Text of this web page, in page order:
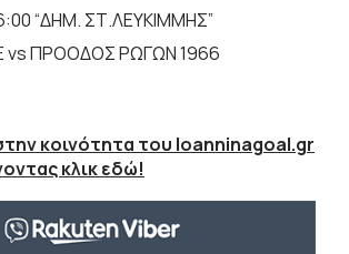
“ΔΗΜ. ΣΤ.ΛΕΥΚΙΜΜΗΣ”
vs ΠΡΟΟΔΟΣ ΡΩΓΩΝ 1966
κοινότητα του Ioanninagoal.gr
κλικ εδώ!